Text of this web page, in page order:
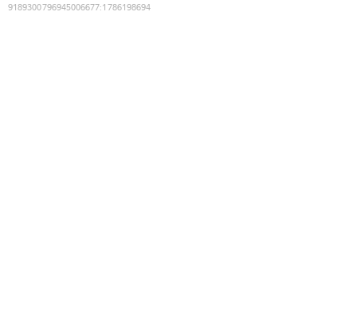
9189300796945006677:1786198694